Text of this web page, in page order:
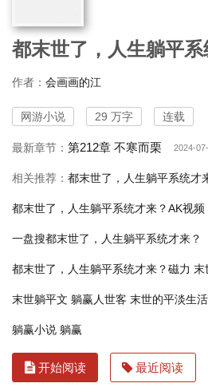
都末世了，人生躺平系
作者： 会画画的江
网游小说 29 万字 连载
最新章节： 第212章 不寒而栗 2024-
相关推荐： 都末世了，人生躺平系统才
都末世了，人生躺平系统才来？AK视频
一盘搜都末世了，人生躺平系统才来？
都末世了，人生躺平系统才来？磁力 末
末世躺平文 躺赢人世客 末世的平淡生活
躺赢小说 躺赢
开始阅读 最近阅读